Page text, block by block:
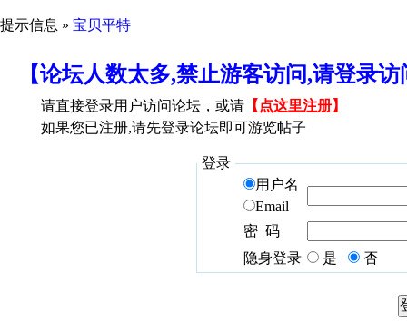
提示信息 » 宝贝平特
【论坛人数太多,禁止游客访问,请登录
请直接登录用户访问论坛，或请 【 点这里注册】
如果您已注册,请先登录论坛即可游览帖子
登录
用户名
Email
密 码
隐身登录
是 否